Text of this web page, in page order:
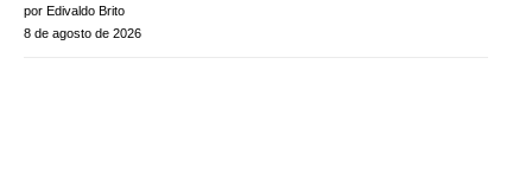
por Edivaldo Brito
8 de agosto de 2026